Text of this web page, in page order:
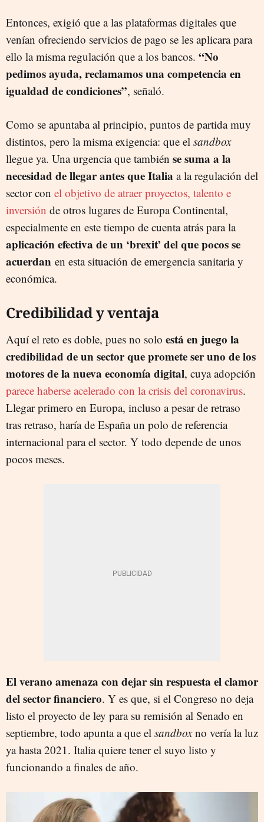
Entonces, exigió que a las plataformas digitales que
venían ofreciendo servicios de pago se les aplicara para
ello la misma regulación que a los bancos. “No
pedimos ayuda, reclamamos una competencia en
igualdad de condiciones”, señaló.
Como se apuntaba al principio, puntos de partida muy
distintos, pero la misma exigencia: que el sandbox
llegue ya. Una urgencia que también se suma a la
necesidad de llegar antes que Italia a la regulación del
sector con el objetivo de atraer proyectos, talento e
inversión de otros lugares de Europa Continental,
especialmente en este tiempo de cuenta atrás para la
aplicación efectiva de un ‘brexit’ del que pocos se
acuerdan en esta situación de emergencia sanitaria y
económica.
Credibilidad y ventaja
Aquí el reto es doble, pues no solo está en juego la
credibilidad de un sector que promete ser uno de los
motores de la nueva economía digital, cuya adopción
parece haberse acelerado con la crisis del coronavirus.
Llegar primero en Europa, incluso a pesar de retraso
tras retraso, haría de España un polo de referencia
internacional para el sector. Y todo depende de unos
pocos meses.
El verano amenaza con dejar sin respuesta el clamor
del sector financiero. Y es que, si el Congreso no deja
listo el proyecto de ley para su remisión al Senado en
septiembre, todo apunta a que el sandboxno vería la luz
ya hasta 2021. Italia quiere tener el suyo listo y
funcionando a finales de año.